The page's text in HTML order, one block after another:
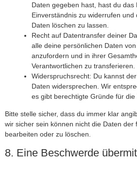
Daten gegeben hast, hast du das
Einverständnis zu widerrufen und
Daten löschen zu lassen.
Recht auf Datentransfer deiner
alle deine persönlichen Daten
anzufordern und in ihrer
Verantwortlichen zu transferieren.
Widerspruchsrecht: Du kannst
Daten widersprechen. Wir
es gibt berechtigte Gründe für die
Bitte stelle sicher, dass du immer klar
wir sicher sein können nicht die Daten der
bearbeiten oder zu löschen.
8. Eine Beschwerde